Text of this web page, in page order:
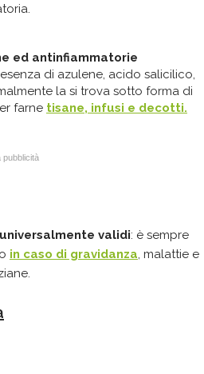
ed antinfiammatorie
di azulene, acido salicilico,
la si trova sotto forma di
farne tisane, infusi e decotti.
pubblicità
validi: è sempre
in caso di gravidanza, malattie e